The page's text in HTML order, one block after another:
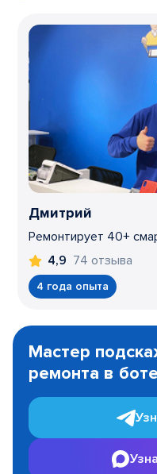
Дмитрий
Ремонтирует 40+
4,9 74 отзыва
4 года опыта
1
Мастер
ремонта в